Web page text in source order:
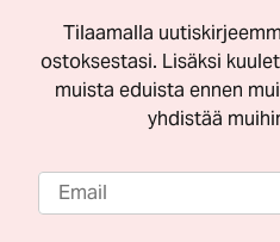
Tilaamalla
ostoksestasi. Lisäksi
muista eduista ennen
yhdistää